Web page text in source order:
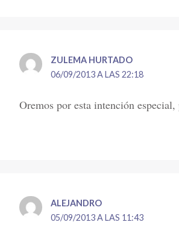
ZULEMA HURTADO
06/09/2013 A LAS 22:18
Oremos por esta intención
ALEJANDRO
05/09/2013 A LAS 11:43